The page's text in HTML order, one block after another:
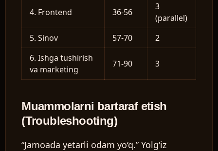
4. Frontend 36-56
3
(parallel)
5. Sinov
57-70
2
6. Ishga tushirish
va marketing
71-90 3
Muammolarni bartaraf etish
(Troubleshooting)
“Jamoada yetarli odam yo‘q.”Yolg‘iz